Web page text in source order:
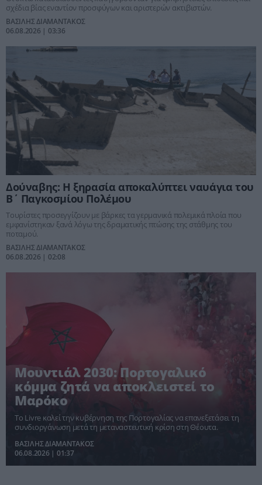
σχέδια βίας εναντίον προσφύγων και αριστερών ακτιβιστών.
ΒΑΣΙΛΗΣ ΔΙΑΜΑΝΤΑΚΟΣ
06.08.2026 | 03:36
Δούναβης: Η ξηρασία αποκαλύπτει ναυάγια του
Β΄ Παγκοσμίου Πολέμου
Τουρίστες προσεγγίζουν με βάρκες τα γερμανικά πολεμικά πλοία που
εμφανίστηκαν ξανά λόγω της δραματικής πτώσης της στάθμης του
ποταμού.
ΒΑΣΙΛΗΣ ΔΙΑΜΑΝΤΑΚΟΣ
06.08.2026 | 02:08
Μουντιάλ 2030: Πορτογαλικό
κόμμα ζητά να αποκλειστεί το
Μαρόκο
Το Livre καλεί την κυβέρνηση της Πορτογαλίας να επανεξετάσει τη
συνδιοργάνωση μετά τη μεταναστευτική κρίση στη Θέουτα.
ΒΑΣΙΛΗΣ ΔΙΑΜΑΝΤΑΚΟΣ
06.08.2026 | 01:37